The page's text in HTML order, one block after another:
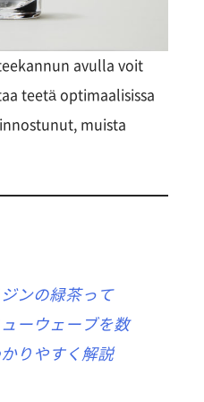
avulla voit
teetä optimaalisissa
muista
ンの緑茶って
ーウェーブを数
りやすく解説